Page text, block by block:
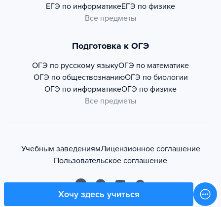
Хочу здесь учиться
ЕГЭ по информатикеЕГЭ по физике
Все предметы
Подготовка к ОГЭ
ОГЭ по русскому языкуОГЭ по математике
ОГЭ по обществознаниюОГЭ по биологии
ОГЭ по информатикеОГЭ по физике
Все предметы
Учебным заведениямЛицензионное соглашение
Пользовательское соглашение